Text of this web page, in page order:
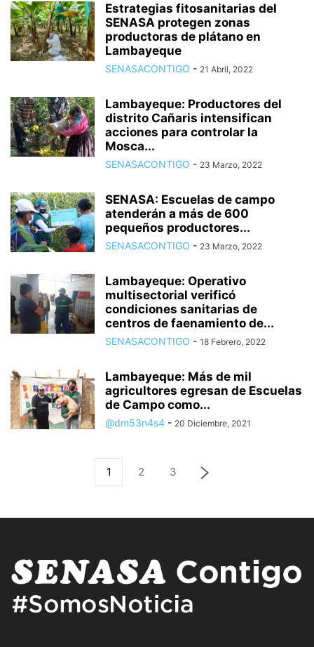
Estrategias fitosanitarias del
SENASA protegen zonas
productoras de plátano en
Lambayeque
SENASACONTIGO - 21 Abril, 2022
Lambayeque: Productores del
distrito Cañaris intensifican
acciones para controlar la
Mosca...
SENASACONTIGO - 23 Marzo, 2022
SENASA: Escuelas de campo
atenderán a más de 600
pequeños productores...
SENASACONTIGO - 23 Marzo, 2022
Lambayeque: Operativo
multisectorial verificó
condiciones sanitarias de
centros de faenamiento de...
SENASACONTIGO - 18 Febrero, 2022
Lambayeque: Más de mil
agricultores egresan de Escuelas
de Campo como...
@dm53n4s4 - 20 Diciembre, 2021
1 2 3